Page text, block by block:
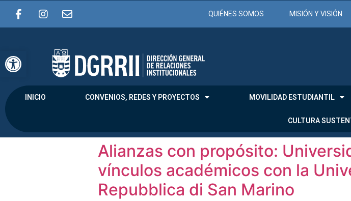
Abrir barra de herramientas
QUIÉNES SOMOS MISIÓN Y VISIÓN
INICIO CONVENIOS, REDES Y PROYECTOS MOVILIDAD ESTUDIANTIL
CULTURA
Alianzas con propósito:
vínculos académicos con la
Repubblica di San Marino